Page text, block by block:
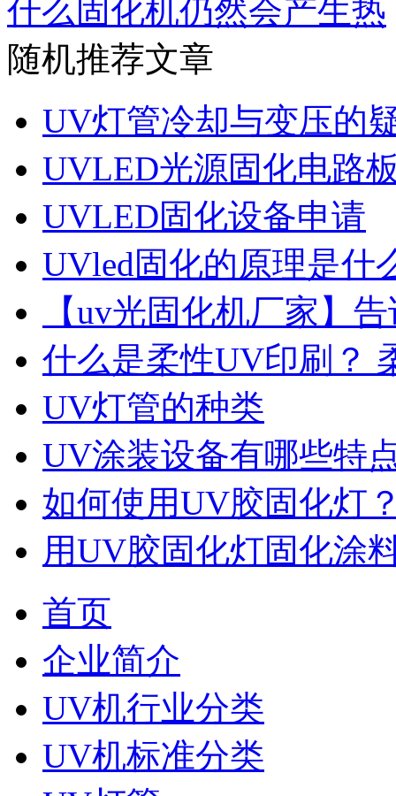
什么固化机仍然会产生热
随机推荐文章
UV灯管冷却与变压的
UVLED光源固化电路
UVLED固化设备申请
UVled固化的原理是什
【uv光固化机厂家】
什么是柔性UV印刷？
UV灯管的种类
UV涂装设备有哪些特
如何使用UV胶固化灯
用UV胶固化灯固化涂
首页
企业简介
UV机行业分类
UV机标准分类